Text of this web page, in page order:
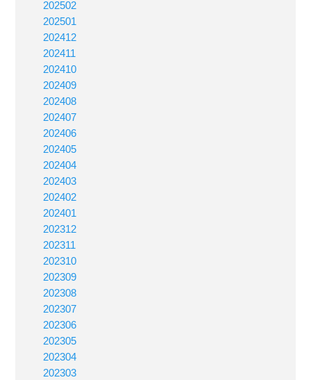
202502
202501
202412
202411
202410
202409
202408
202407
202406
202405
202404
202403
202402
202401
202312
202311
202310
202309
202308
202307
202306
202305
202304
202303